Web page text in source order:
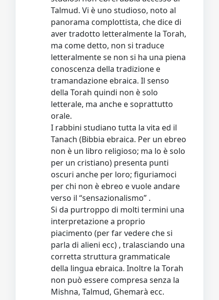
Talmud. Vi è uno studioso, noto al
panorama complottista, che dice di
aver tradotto letteralmente la Torah,
ma come detto, non si traduce
letteralmente se non si ha una piena
conoscenza della tradizione e
tramandazione ebraica. Il senso
della Torah quindi non è solo
letterale, ma anche e soprattutto
orale.
I rabbini studiano tutta la vita ed il
Tanach (Bibbia ebraica. Per un ebreo
non è un libro religioso; ma lo è solo
per un cristiano) presenta punti
oscuri anche per loro; figuriamoci
per chi non è ebreo e vuole andare
verso il “sensazionalismo” .
Si da purtroppo di molti termini una
interpretazione a proprio
piacimento (per far vedere che si
parla di alieni ecc) , tralasciando una
corretta struttura grammaticale
della lingua ebraica. Inoltre la Torah
non può essere compresa senza la
Mishna, Talmud, Ghemarà ecc.